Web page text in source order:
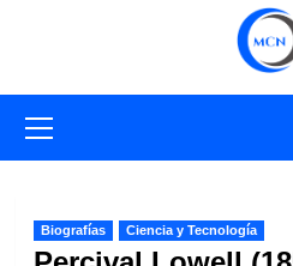
primario
Biografías Ciencia y Tecnología